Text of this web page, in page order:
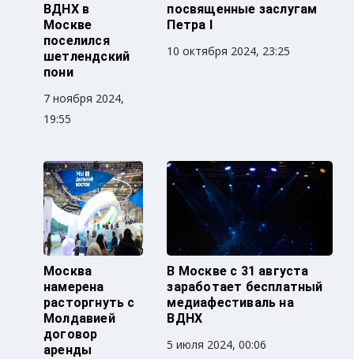
ВДНХ в
Москве
поселился
шетлендский
пони
7 ноября 2024,
19:55
посвященные заслугам
Петра I
10 октября 2024, 23:25
Москва
намерена
расторгнуть с
Молдавией
договор
аренды
В Москве с 31 августа
заработает бесплатный
медиафестиваль на
ВДНХ
5 июля 2024, 00:06